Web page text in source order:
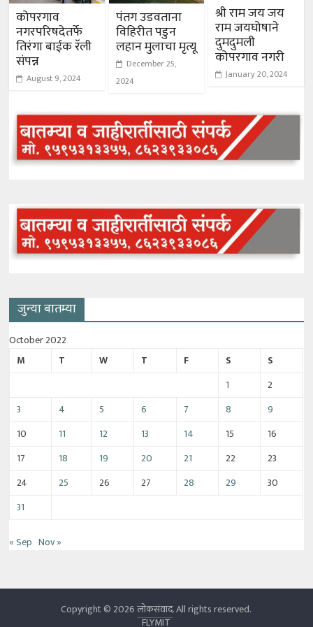
कोपरगाव
नगरपरिषदेतर्फे
तिरंगा बाईक रॅली
संपन्न
August 9, 2024
पंतग उडवताना
विहिरीत पडुन
लहान मुलाचा मृत्यू
December 25,
2024
श्री राम जय जय
राम जयघोषाने
दुमदुमली
कोपरगाव नगरी
January 20, 2024
जुन्या बातम्या
October 2022
M
T W T F S
S
1
2
3
4 5 6 7 8
9
10
11 12 13 14 15
16
17
18 19 20 21 22
23
24
25 26 27 28 29
30
31
« Sep Nov »
Copyright © 2026लोकसंवाद. All rights reserved.
FLYMIT